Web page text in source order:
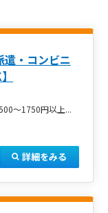
・コンビニ
～1750円以上...
詳細をみる